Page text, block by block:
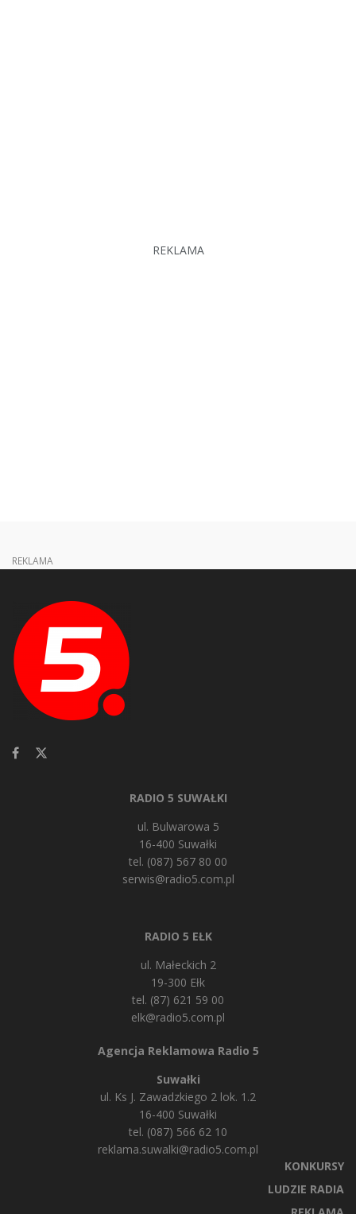
REKLAMA
REKLAMA
RADIO 5 SUWAŁKI
ul. Bulwarowa 5
16-400 Suwałki
tel. (087) 567 80 00
serwis@radio5.com.pl
RADIO 5 EŁK
ul. Małeckich 2
19-300 Ełk
tel. (87) 621 59 00
elk@radio5.com.pl
Agencja Reklamowa Radio 5
Suwałki
ul. Ks J. Zawadzkiego 2 lok. 1.2
16-400 Suwałki
tel. (087) 566 62 10
reklama.suwalki@radio5.com.pl
KONKURSY
LUDZIE RADIA